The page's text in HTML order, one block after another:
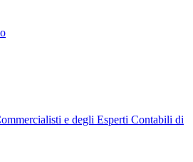
e degli Esperti Contabili di